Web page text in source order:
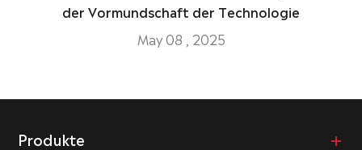
der Vormundschaft der Technologie
May 08 , 2025
Produkte